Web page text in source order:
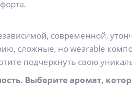
современной,
сложные, но wearable
подчеркнуть свою
Выберите аромат,